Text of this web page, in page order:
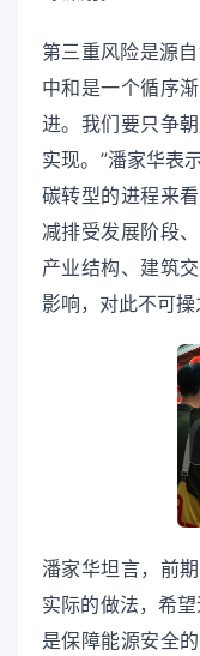
第三重风险是源
中和是一个循序
进。我们要只争
实现。”潘家华表
碳转型的进程来
减排受发展阶段
产业结构、建筑
影响，对此不可操
潘家华坦言，前
实际的做法，希
是保障能源安全